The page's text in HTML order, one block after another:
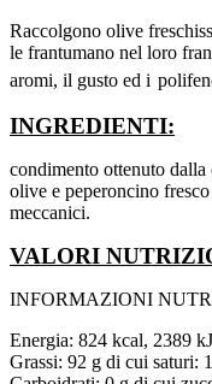
Raccolgono olive
le frantumano nel loro
aromi, il gusto ed i
INGREDIENTI:
condimento ottenuto
olive e peperoncino
meccanici.
VALORI
INFORMAZIONI
Energia: 824 kcal, 2389 kJ
Grassi: 92 g di cui saturi: